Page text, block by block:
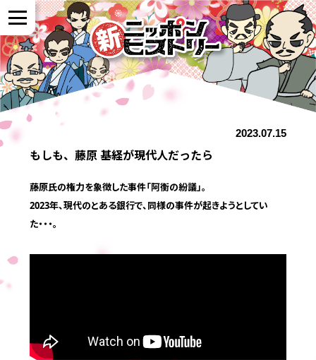
NEWS
参加者の声
応募する
2023.07.15
もしも、藤原 基経が現代人だったら
藤原氏の権力を象徴した事件「阿衡の紛議」。
2023年、現代のとある銀行で、同様の事件が起きようとしてい
た・・・。